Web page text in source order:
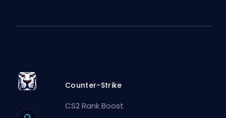
Counter-Strike
CS2 Rank Boost